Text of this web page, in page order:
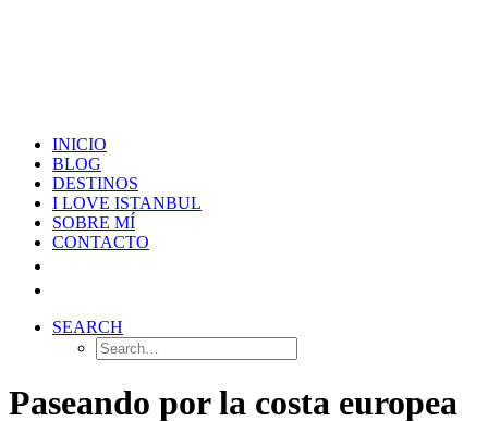
INICIO
BLOG
DESTINOS
I LOVE ISTANBUL
SOBRE MÍ
CONTACTO
SEARCH
Paseando por la costa europea